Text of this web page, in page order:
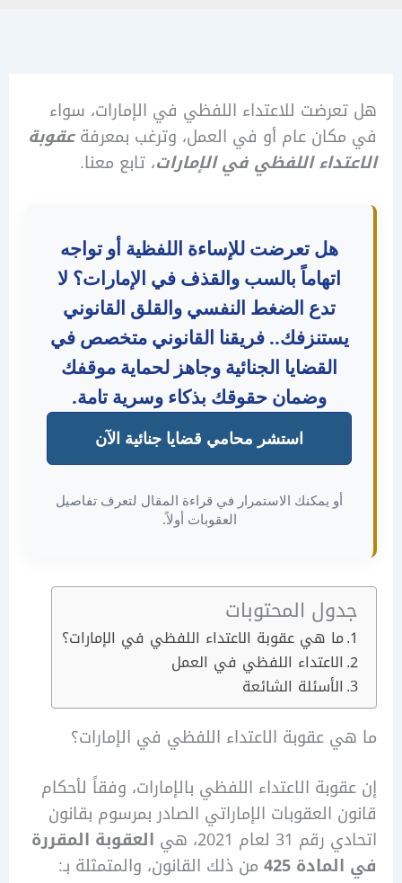
للاعتداء اللفظي في الإمارات، سواء
عام أو في العمل، وترغب بمعرفة عقوبة
اللفظي في الإمارات، تابع معنا.
هل تعرضت للإساءة اللفظية أو تواجه
اتهاماً بالسب والقذف في الإمارات؟ لا
تدع الضغط النفسي والقلق القانوني
فريقنا القانوني متخصص في
القضايا الجنائية وجاهز لحماية موقفك
وضمان حقوقك بذكاء وسرية تامة.
استشر محامي قضايا جنائية الآن
أو يمكنك الاستمرار في قراءة المقال لتعرف تفاصيل
العقوبات أولاً.
المحتوبات
ما هي عقوبة الاعتداء اللفظي في الإمارات؟
الاعتداء اللفظي في العمل
الأسئلة الشائعة
عقوبة الاعتداء اللفظي في الإمارات؟
الاعتداء اللفظي بالإمارات، وفقاً لأحكام
العقوبات الإماراتي الصادر بمرسوم بقانون
لعام 2021، هي
العقوبة المقررة
المادة 425
من ذلك القانون، والمتمثلة بـ: